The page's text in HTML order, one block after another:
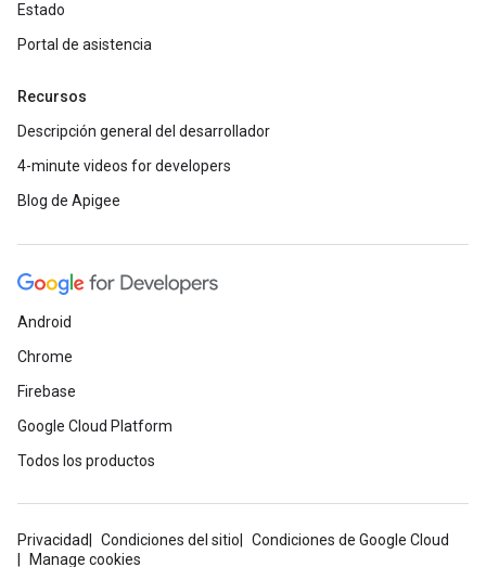
Estado
Portal de asistencia
Recursos
Descripción general del desarrollador
4-minute videos for developers
Blog de Apigee
Android
Chrome
Firebase
Google Cloud Platform
Todos los productos
Privacidad Condiciones del sitio
Condiciones de Google Cloud
Manage cookies